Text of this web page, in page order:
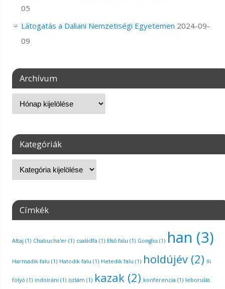
05
Látogatás a Daliani Nemzetiségi Egyetemen 2024-09-
09
Archívum
Kategóriák
Címkék
Altaj (1) Chabucha'er(1) családfa (1) Első falu (1) Gongliu (1) han (3)
Harmadik falu (1) Hatodik falu (1) Hetedik falu (1) holdújév(2) Ili
folyó (1) indoiráni (1) iszlám (1) kazak(2) konferencia (1) leborulás